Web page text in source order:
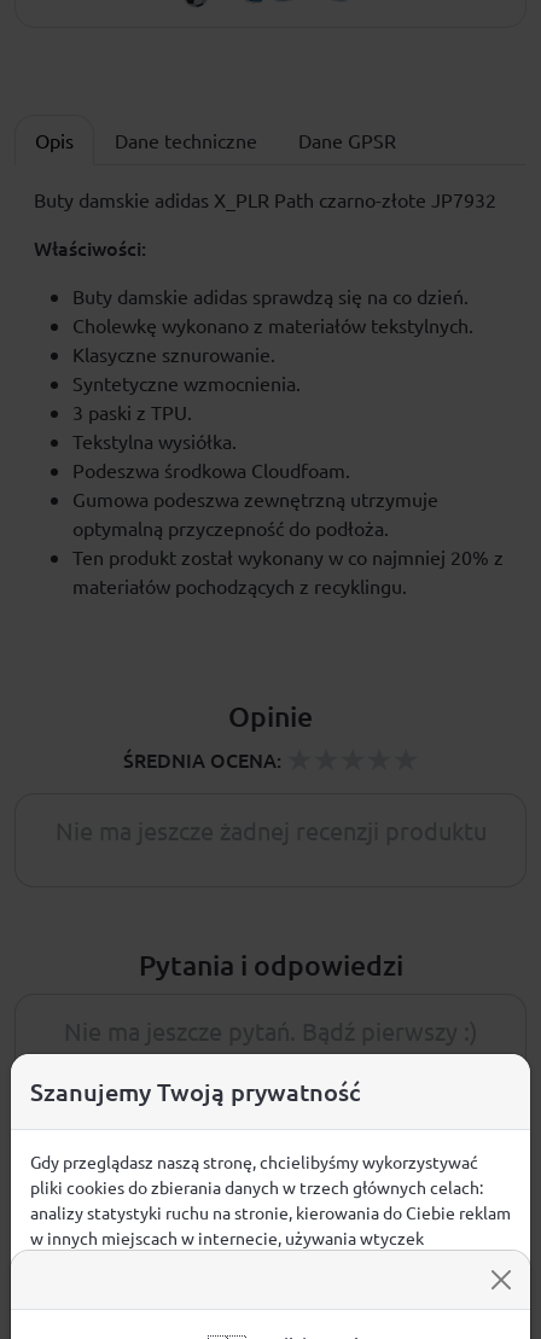
Opis Dane techniczne Dane GPSR
Buty damskie adidas X_PLR Path czarno-złote JP7932
Właściwości:
Buty damskie adidas sprawdzą się na co dzień.
Cholewkę wykonano z materiałów tekstylnych.
Klasyczne sznurowanie.
Syntetyczne wzmocnienia.
3 paski z TPU.
Tekstylna wysiółka.
Podeszwa środkowa Cloudfoam.
Gumowa podeszwa zewnętrzną utrzymuje
optymalną przyczepność do podłoża.
Ten produkt został wykonany w co najmniej 20% z
materiałów pochodzących z recyklingu.
Opinie
ŚREDNIA OCENA:
Pytania i odpowiedzi
ZADAJ PYTANIE
PRODUKTY POWIĄZANE
Szanujemy Twoją prywatność
Gdy przeglądasz naszą stronę, chcielibyśmy wykorzystywać
pliki cookies do zbierania danych w trzech głównych celach:
analizy statystyki ruchu na stronie, kierowania do Ciebie reklam
w innych miejscach w internecie, używania wtyczek
używanych plików cookies.